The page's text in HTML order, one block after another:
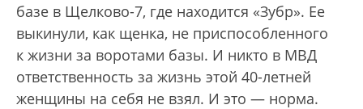
базе в Щелково-7, где находится «Зубр». Ее
выкинули, как щенка, не приспо­собленного
к жизни за воротами базы. И никто в МВД
ответственность за жизнь этой 40-летней
женщины на себя не взял. И это — норма.